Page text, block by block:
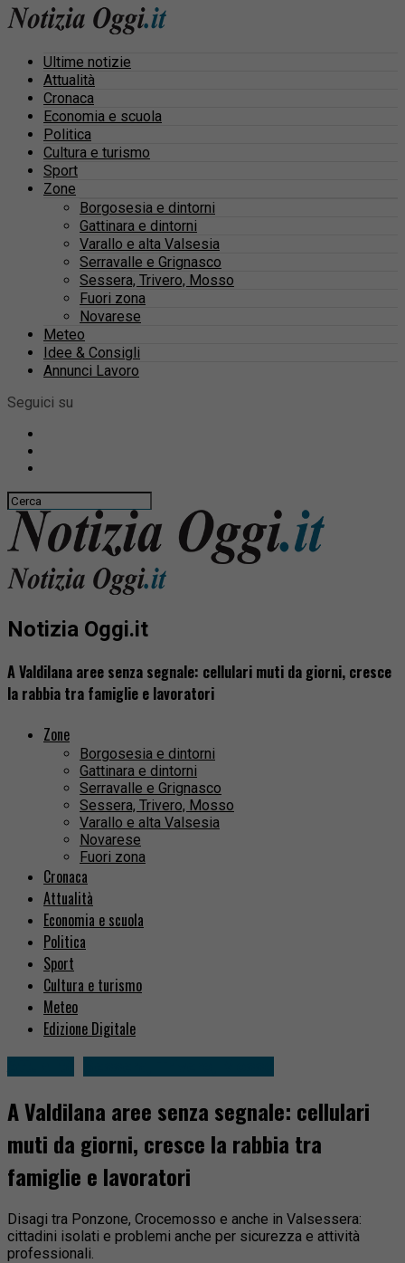
Ultime notizie
Attualità
Cronaca
Economia e scuola
Politica
Cultura e turismo
Sport
Zone
Borgosesia e dintorni
Gattinara e dintorni
Varallo e alta Valsesia
Serravalle e Grignasco
Sessera, Trivero, Mosso
Fuori zona
Novarese
Meteo
Idee & Consigli
Annunci Lavoro
Seguici su
Notizia Oggi.it
A Valdilana aree senza segnale: cellulari muti da giorni, cresce
la rabbia tra famiglie e lavoratori
Zone
Borgosesia e dintorni
Gattinara e dintorni
Serravalle e Grignasco
Sessera, Trivero, Mosso
Varallo e alta Valsesia
Novarese
Fuori zona
Cronaca
Attualità
Economia e scuola
Politica
Sport
Cultura e turismo
Meteo
Edizione Digitale
A Valdilana aree senza segnale: cellulari
muti da giorni, cresce la rabbia tra
famiglie e lavoratori
Disagi tra Ponzone, Crocemosso e anche in Valsessera:
cittadini isolati e problemi anche per sicurezza e attività
professionali.